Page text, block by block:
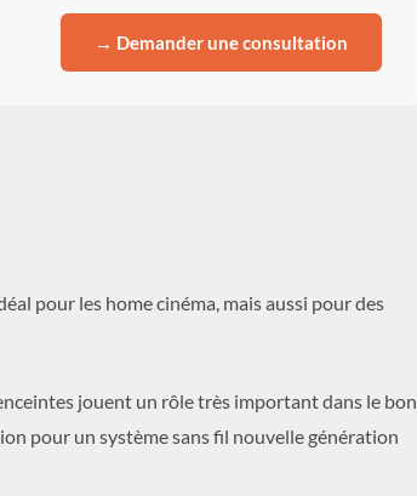
→ Demander une consultation
pour les home cinéma, mais aussi pour des
jouent un rôle très important dans le bon
pour un système sans fil nouvelle génération